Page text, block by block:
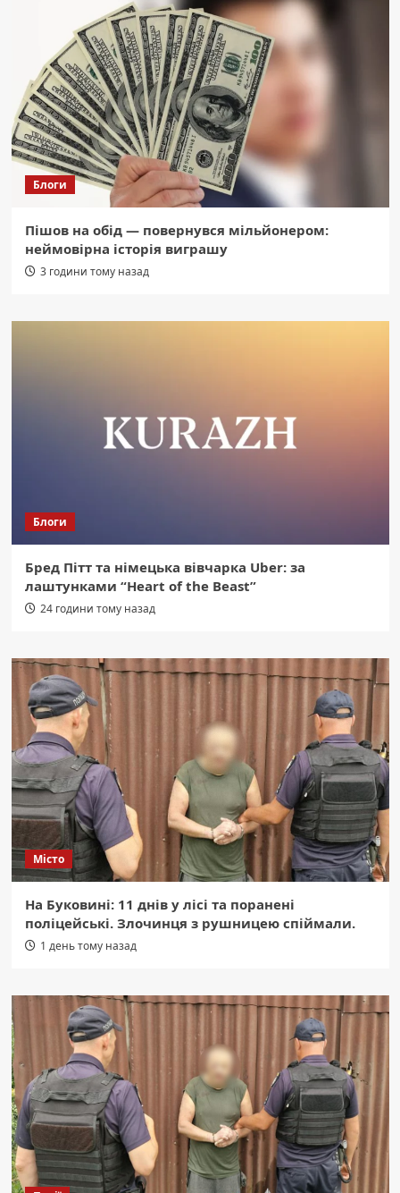
Блоги
Пішов на обід — повернувся мільйонером:
неймовірна історія виграшу
3 години тому назад
Блоги
Бред Пітт та німецька вівчарка Uber: за
лаштунками “Heart of the Beast”
24 години тому назад
Місто
На Буковині: 11 днів у лісі та поранені
поліцейські. Злочинця з рушницею спіймали.
1 день тому назад